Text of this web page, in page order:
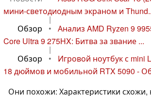
мини-светодиодным экраном и
|
Обзор
•
Анализ AMD Ryzen 9
Core Ultra 9 275HX: Битва за звание ...
|
Обзор
•
Игровой ноутбук с mini
18 дюймов и мобильной RTX 5090 -
Они похожи: Характеристики схожи,